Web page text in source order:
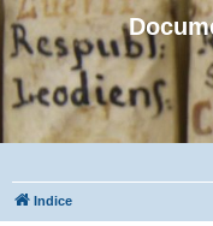
Indice